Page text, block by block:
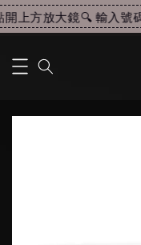
上方放大鏡🔍 輸入號